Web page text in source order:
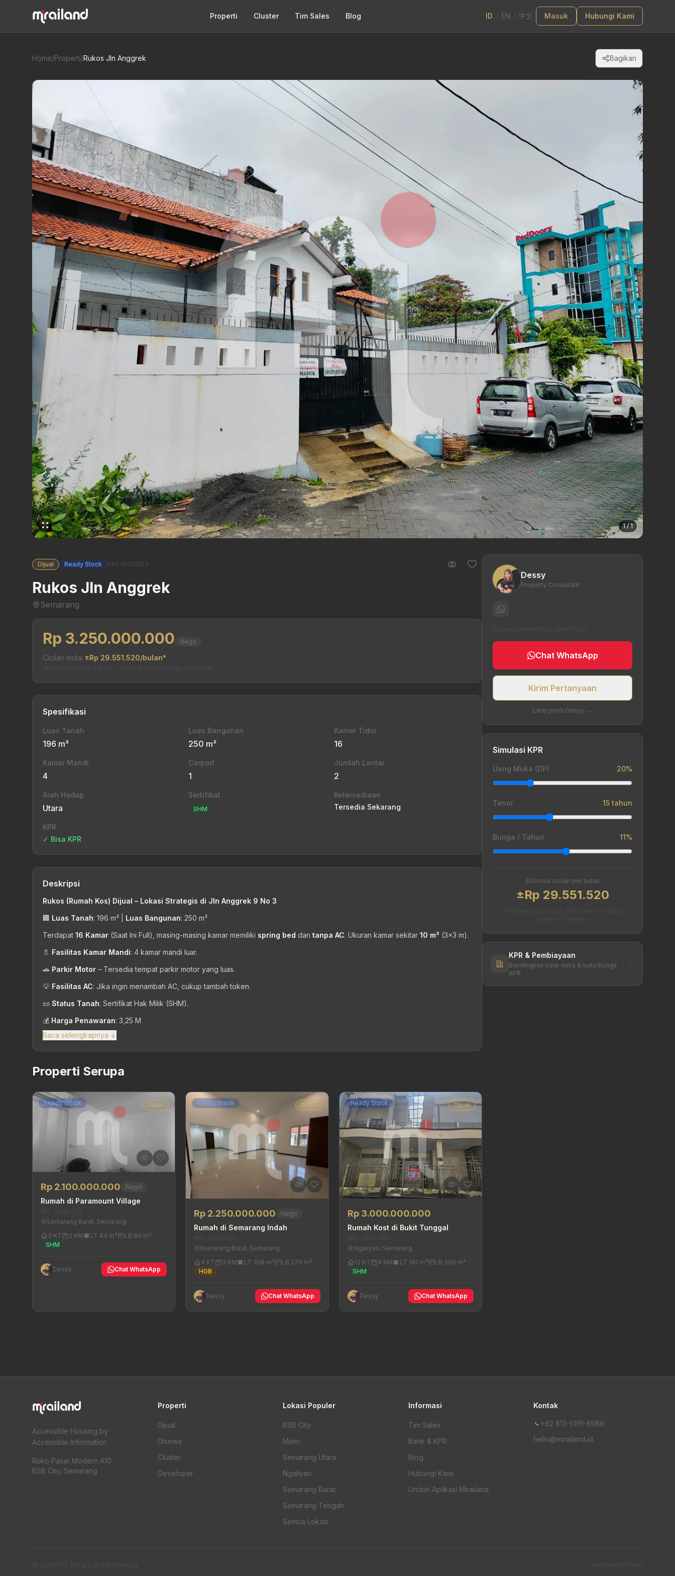
Properti Cluster Tim Sales Blog ID EN 中文 Masuk Hubungi Kami
Home/Properti/Rukos Jln Anggrek Bagikan
1 / 1
Dijual Ready Stock Ref: MI/00553
Rukos Jln Anggrek
Semarang
Rp 3.250.000.000 Nego
Cicilan mulai ±Rp 29.551.520/bulan*
Spesifikasi
Luas Tanah
196 m²
Luas Bangunan
250 m²
Kamar Tidur
16
Kamar Mandi
4
Carport
1
Jumlah Lantai
2
Arah Hadap
Utara
Sertifikat
SHM
Ketersediaan
Tersedia Sekarang
KPR
✓ Bisa KPR
Deskripsi
Rukos (Rumah Kos) Dijual – Lokasi Strategis di Jln Anggrek 9 No 3
🏢 Luas Tanah: 196 m² | Luas Bangunan: 250 m²
Terdapat 16 Kamar (Saat Ini Full), masing-masing kamar memiliki spring bed dan tanpa AC. Ukuran kamar sekitar 10 m² (3x3 m).
🚿 Fasilitas Kamar Mandi: 4 kamar mandi luar.
🚗 Parkir Motor – Tersedia tempat parkir motor yang luas.
💡 Fasilitas AC: Jika ingin menambah AC, cukup tambah token.
📜 Status Tanah: Sertifikat Hak Milik (SHM).
💰 Harga Penawaran: 3,25 M
Baca selengkapnya ↓
Properti Serupa
Ready Stock Dijual
Rp 2.100.000.000 Nego
Rumah di Paramount Village
Semarang Barat, Semarang
3 KT
2 KM LT 84 m²
LB 80 m²
SHM
Dessy Chat WhatsApp
Ready Stock Dijual
Rp 2.250.000.000 Nego
Rumah di Semarang Indah
Semarang Barat, Semarang
4 KT
3 KM LT 358 m²
LB 270 m²
HGB
Dessy Chat WhatsApp
Ready Stock Dijual
Rp 3.000.000.000
Rumah Kost di Bukit Tunggal
Ngaliyan, Semarang
12 KT
4 KM LT 181 m²
LB 360 m²
SHM
Dessy Chat WhatsApp
Dessy
Property Consultant
Chat WhatsApp
Kirim Pertanyaan
Lihat profil Dessy →
Simulasi KPR
Uang Muka (DP) 20%
Tenor 15 tahun
Bunga / Tahun 11%
Estimasi cicilan per bulan
±Rp 29.551.520
KPR & Pembiayaan
Bandingkan bank mitra & suku bunga
KPR
Accessible Housing by
Accessible Information
Ruko Pasar Modern A10
BSB City, Semarang
Properti
Dijual
Disewa
Cluster
Developer
Lokasi Populer
BSB City
Mijen
Semarang Utara
Ngaliyan
Semarang Barat
Semarang Tengah
Semua Lokasi
Informasi
Tim Sales
Bank & KPR
Blog
Hubungi Kami
Unduh Aplikasi Mirailand
Kontak
+62 813-5191-8989
hello@mirailand.id